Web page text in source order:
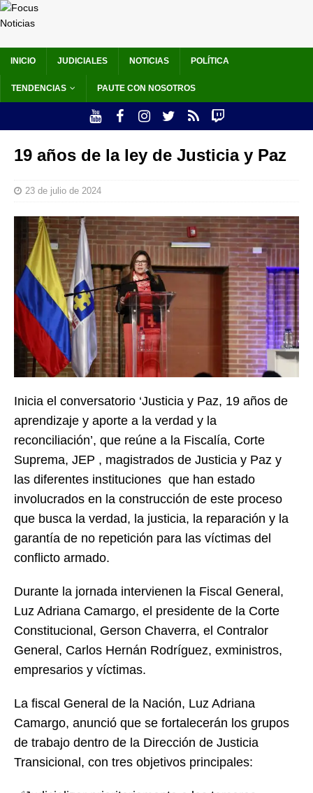
INICIO JUDICIALES NOTICIAS POLÍTICA
TENDENCIAS PAUTE CON NOSOTROS
19 años de la ley de Justicia y Paz
23 de julio de 2024
Inicia el conversatorio ‘Justicia y Paz, 19 años de
aprendizaje y aporte a la verdad y la
reconciliación’, que reúne a la Fiscalía, Corte
Suprema, JEP , magistrados de Justicia y Paz y
las diferentes instituciones que han estado
involucrados en la construcción de este proceso
que busca la verdad, la justicia, la reparación y la
garantía de no repetición para las víctimas del
conflicto armado.
Durante la jornada intervienen la Fiscal General,
Luz Adriana Camargo, el presidente de la Corte
Constitucional, Gerson Chaverra, el Contralor
General, Carlos Hernán Rodríguez, exministros,
empresarios y víctimas.
La fiscal General de la Nación, Luz Adriana
Camargo, anunció que se fortalecerán los grupos
de trabajo dentro de la Dirección de Justicia
Transicional, con tres objetivos principales: